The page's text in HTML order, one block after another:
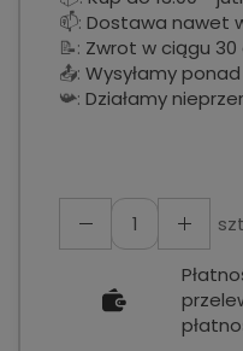
📫: Dostawa nawet
📝: Zwrot w ciągu 30
📤: Wysyłamy
📯: Działamy